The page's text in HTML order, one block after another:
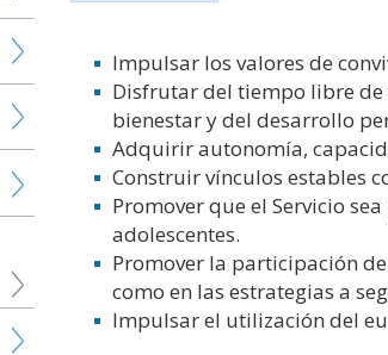
Impulsar los valores de
Disfrutar del tiempo libre
bienestar y del desarrollo
Adquirir autonomía,
Construir vínculos estables
Promover que el Servicio
adolescentes.
Promover la participación
como en las estrategias a
Impulsar el utilización del